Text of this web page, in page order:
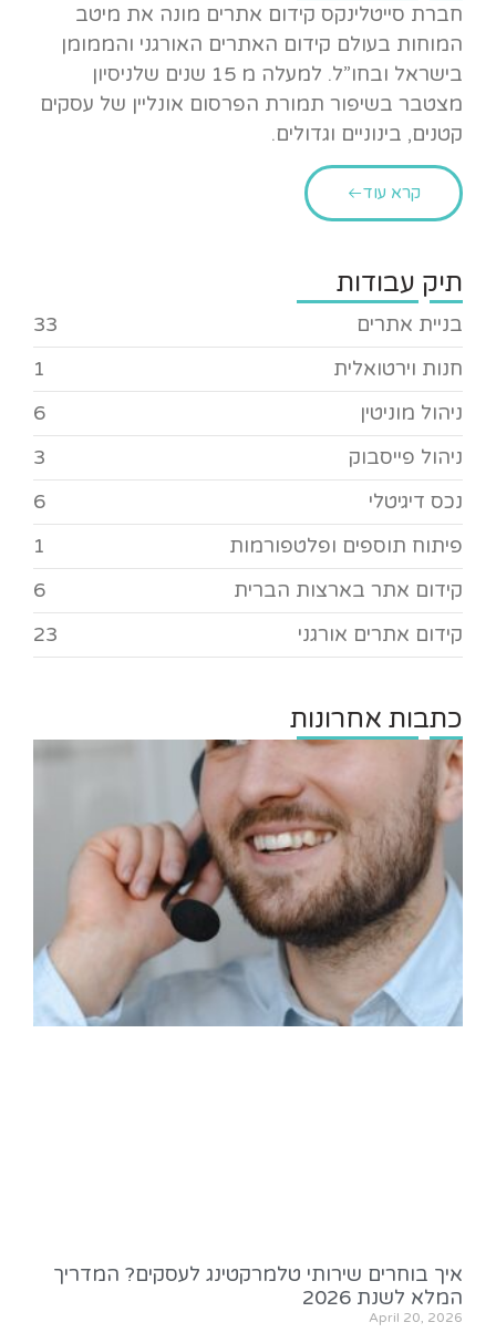
חברת סייטלינקס קידום אתרים מונה את מיטב
המוחות בעולם קידום האתרים האורגני והממומן
בישראל ובחו”ל. למעלה מ 15 שנים שלניסיון
מצטבר בשיפור תמורת הפרסום אונליין של עסקים
קטנים, בינוניים וגדולים.
קרא עוד
תיק עבודות
בניית אתרים
33
חנות וירטואלית
1
ניהול מוניטין
6
ניהול פייסבוק
3
נכס דיגיטלי
6
פיתוח תוספים ופלטפורמות
1
קידום אתר בארצות הברית
6
קידום אתרים אורגני
23
כתבות אחרונות
איך בוחרים שירותי טלמרקטינג לעסקים? המדריך
המלא לשנת 2026
April 20, 2026